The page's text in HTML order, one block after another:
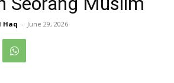
Haq - June 29, 2026